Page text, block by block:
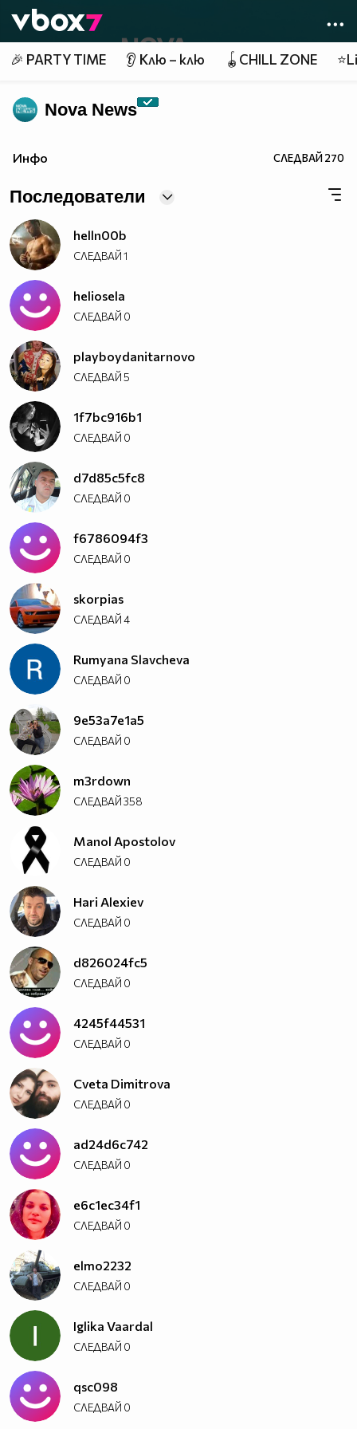
👾
🎉 PARTY TIME 👂 Клю – клю 🪀CHILL ZONE
Nova News
Инфо СЛЕДВАЙ270
Последователи
helln00b
СЛЕДВАЙ1
heliosela
СЛЕДВАЙ 0
playboydanitarnovo
СЛЕДВАЙ5
1f7bc916b1
СЛЕДВАЙ 0
d7d85c5fc8
СЛЕДВАЙ 0
f6786094f3
СЛЕДВАЙ 0
skorpias
СЛЕДВАЙ4
Rumyana Slavcheva
СЛЕДВАЙ 0
9e53a7e1a5
СЛЕДВАЙ 0
m3rdown
СЛЕДВАЙ358
Manol Apostolov
СЛЕДВАЙ 0
Hari Alexiev
СЛЕДВАЙ 0
d826024fc5
СЛЕДВАЙ 0
4245f44531
СЛЕДВАЙ 0
Cveta Dimitrova
СЛЕДВАЙ 0
ad24d6c742
СЛЕДВАЙ 0
e6c1ec34f1
СЛЕДВАЙ 0
elmo2232
СЛЕДВАЙ 0
Iglika Vaardal
СЛЕДВАЙ 0
qsc098
СЛЕДВАЙ 0